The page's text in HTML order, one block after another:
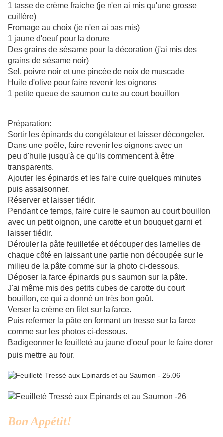
1 tasse de crème fraiche (je n'en ai mis qu'une grosse
cuillère)
Fromage au choix (je n'en ai pas mis)
1 jaune d'oeuf pour la dorure
Des grains de sésame pour la décoration (j'ai mis des
grains de sésame noir)
Sel, poivre noir et une pincée de noix de muscade
Huile d'olive pour faire revenir les oignons
1 petite queue de saumon cuite au court bouillon
Préparation:
Sortir les épinards du congélateur et laisser décongeler.
Dans une poêle, faire revenir les oignons avec un
peu d'huile jusqu'à ce qu'ils commencent à être
transparents.
Ajouter les épinards et les faire cuire quelques minutes
puis assaisonner.
Réserver et laisser tiédir.
Pendant ce temps, faire cuire le saumon au court bouillon
avec un petit oignon, une carotte et un bouquet garni et
laisser tiédir.
Dérouler la pâte feuilletée et découper des lamelles de
chaque côté en laissant une partie non découpée sur le
milieu de la pâte comme sur la photo ci-dessous.
Déposer la farce épinards puis saumon sur la pâte.
J'ai même mis des petits cubes de carotte du court
bouillon, ce qui a donné un très bon goût.
Verser la crème en filet sur la farce.
Puis refermer la pâte en formant un tresse sur la farce
comme sur les photos ci-dessous.
Badigeonner le feuilleté au jaune d'oeuf pour le faire dorer
puis mettre au four.
Bon Appétit!